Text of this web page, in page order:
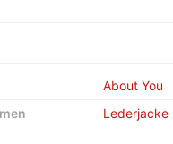
About You
Lederjacke